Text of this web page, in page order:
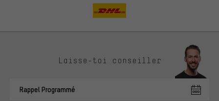
Laisse-toi conseiller
Rappel Programmé
Des offres plus adaptées
Au lieu de pubs au hasard, nous afficherons des offres plus
intérêts et à te présenter des offres et des conseils sur mesure.